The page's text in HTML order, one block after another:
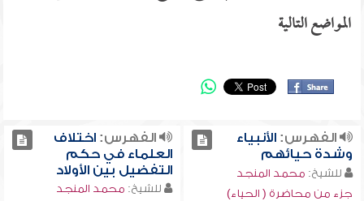
المواضع التالية
الفهرس:الأنبياء
وشدة حيائهم
للشيخ: محمد المنجد
جزء من محاضرة ( الحياء)
الفهرس:اختلاف
العلماء في حكم
التفضيل بين الأولاد
للشيخ: محمد المنجد